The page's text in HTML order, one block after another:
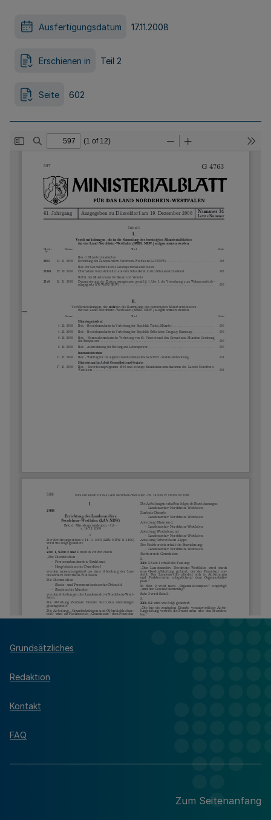
Ausfertigungsdatum 17.11.2008
Erschienen in Teil 2
Seite 602
Grundsätzliches
Redaktion
Kontakt
FAQ
Zum Seitenanfang